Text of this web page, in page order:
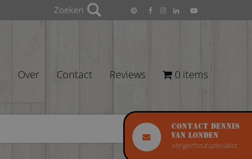
Contact Dennis
van Londen
steigerhoutspecialist
Over Contact Reviews 0 items